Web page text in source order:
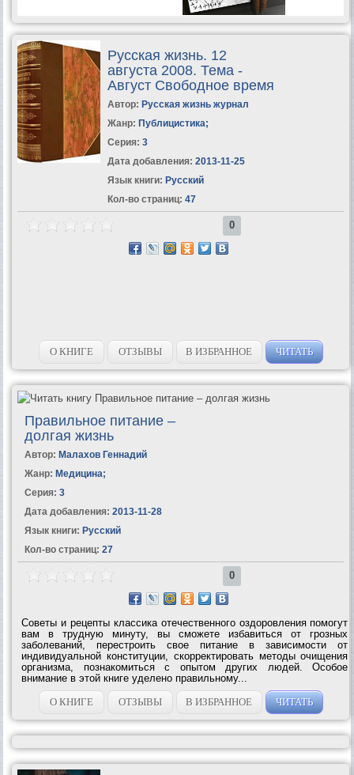
Русская жизнь. 12
августа 2008. Тема -
Август Свободное время
Автор: Русская жизнь журнал
Жанр: Публицистика;
Серия: 3
Дата добавления: 2013-11-25
Язык книги: Русский
Кол-во страниц: 47
0
О КНИГЕ ОТЗЫВЫ В ИЗБРАННОЕ ЧИТАТЬ
Правильное питание –
долгая жизнь
Автор: Малахов Геннадий
Жанр: Медицина;
Серия: 3
Дата добавления: 2013-11-28
Язык книги: Русский
Кол-во страниц: 27
0
Советы и рецепты классика отечественного оздоровления помогут
вам в трудную минуту, вы сможете избавиться от грозных
заболеваний, перестроить свое питание в зависимости от
индивидуальной конституции, скорректировать методы очищения
организма, познакомиться с опытом других людей. Особое
внимание в этой книге уделено правильному...
О КНИГЕ
ОТЗЫВЫ В ИЗБРАННОЕ ЧИТАТЬ